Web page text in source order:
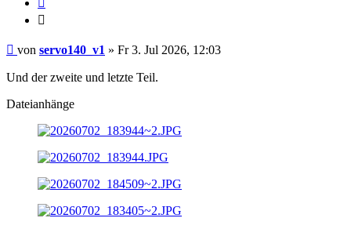
Beitrag
von servo140_v1 » Fr 3. Jul 2026, 12:03
Und der zweite und letzte Teil.
Dateianhänge